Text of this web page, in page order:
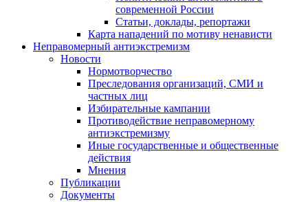
современной России
Статьи, доклады, репортажи
Карта нападений по мотиву ненависти
Неправомерный антиэкстремизм
Новости
Нормотворчество
Преследования организаций, СМИ и
частных лиц
Избирательные кампании
Противодействие неправомерному
антиэкстремизму
Иные государственные и общественные
действия
Мнения
Публикации
Документы